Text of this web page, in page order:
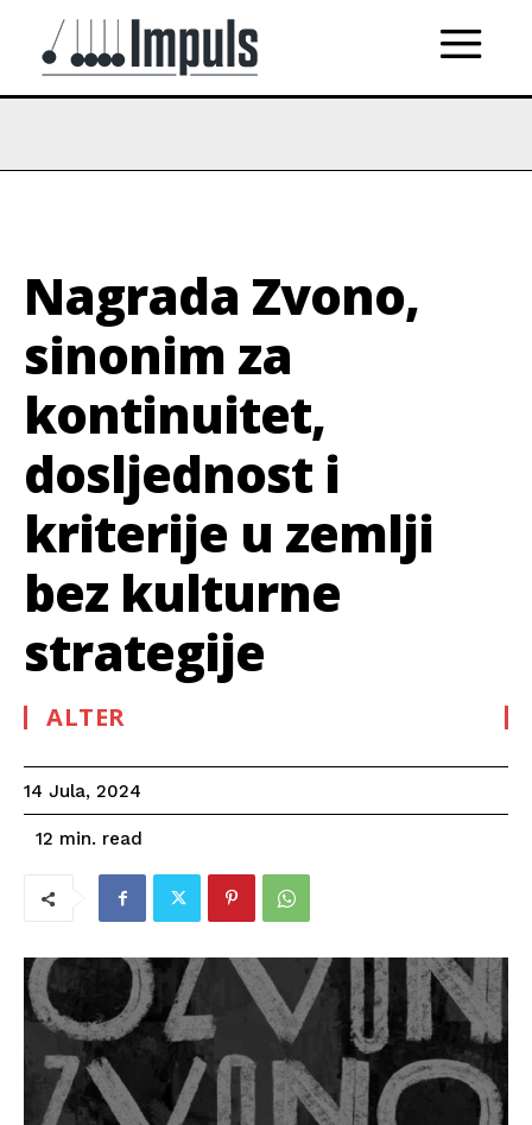
Nagrada Zvono,
sinonim za
kontinuitet,
dosljednost i
kriterije u zemlji
bez kulturne
strategije
ALTER
14 Jula, 2024
12 min. read